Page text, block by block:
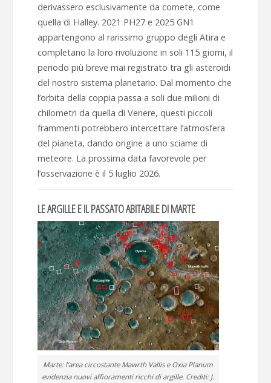
derivassero esclusivamente da comete, come
quella di Halley. 2021 PH27 e 2025 GN1
appartengono al rarissimo gruppo degli Atira e
completano la loro rivoluzione in soli 115 giorni, il
periodo più breve mai registrato tra gli asteroidi
del nostro sistema planetario. Dal momento che
l’orbita della coppia passa a soli due milioni di
chilometri da quella di Venere, questi piccoli
frammenti potrebbero intercettare l’atmosfera
del pianeta, dando origine a uno sciame di
meteore. La prossima data favorevole per
l’osservazione è il 5 luglio 2026.
LE ARGILLE E IL PASSATO ABITABILE DI MARTE
Marte: l’area circostante Mawrth Vallis e Oxia Planum
evidenzia nuovi affioramenti ricchi di argille. Crediti: J.